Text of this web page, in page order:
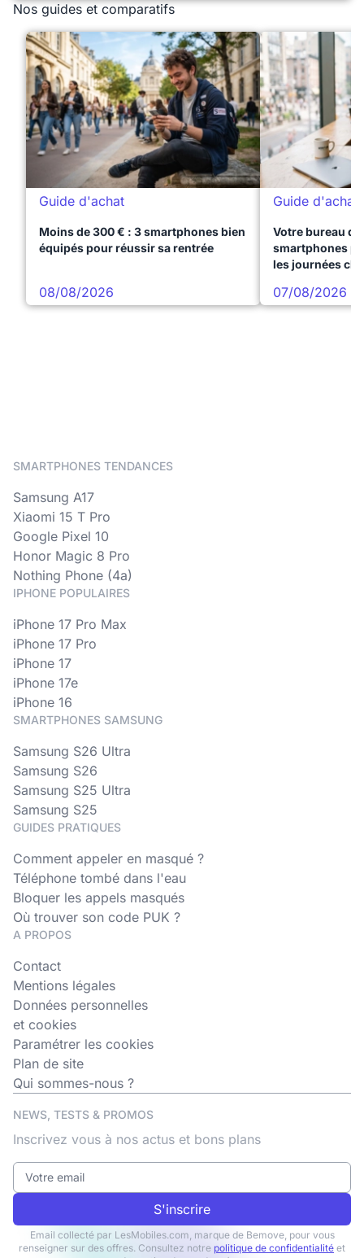
Nos guides et comparatifs
Guide d'achat
Moins de 300 € : 3 smartphones bien
équipés pour réussir sa rentrée
08/08/2026
Guide d'achat
Votre bureau
smartphones
les journées
07/08/2026
SMARTPHONES TENDANCES
Samsung A17
Xiaomi 15 T Pro
Google Pixel 10
Honor Magic 8 Pro
Nothing Phone (4a)
IPHONE POPULAIRES
iPhone 17 Pro Max
iPhone 17 Pro
iPhone 17
iPhone 17e
iPhone 16
SMARTPHONES SAMSUNG
Samsung S26 Ultra
Samsung S26
Samsung S25 Ultra
Samsung S25
GUIDES PRATIQUES
Comment appeler en masqué ?
Téléphone tombé dans l'eau
Bloquer les appels masqués
Où trouver son code PUK ?
A PROPOS
Contact
Mentions légales
Données personnelles
et cookies
Paramétrer les cookies
Plan de site
Qui sommes-nous ?
NEWS, TESTS & PROMOS
Inscrivez vous à nos actus et bons plans
S'inscrire
Email collecté par LesMobiles.com, marque de Bemove, pour vous
renseigner sur des offres. Consultez notre politique de confidentialité et